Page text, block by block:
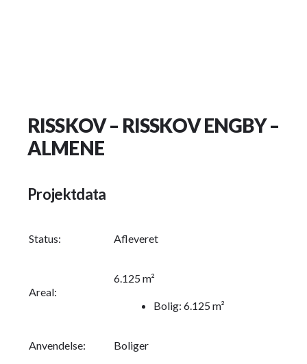
RISSKOV – RISSKOV ENGBY –
ALMENE
Projektdata
Status: Afleveret
Areal:
6.125 m²
Bolig: 6.125 m²
Anvendelse: Boliger